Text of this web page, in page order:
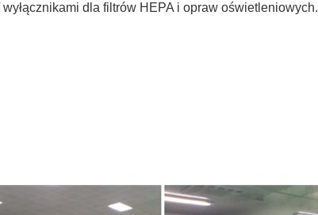
wyłącznikami dla filtrów HEPA i opraw oświetleniowych.